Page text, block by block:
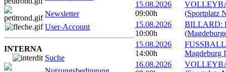
Newsletter
User-Account
INTERNA
Suche
15.08.2026
09:00h
(Sportplatz
15.08.2026
10:00h
BILLARD:
15.08.2026
14:00h
Magdeburg
16.08.2026